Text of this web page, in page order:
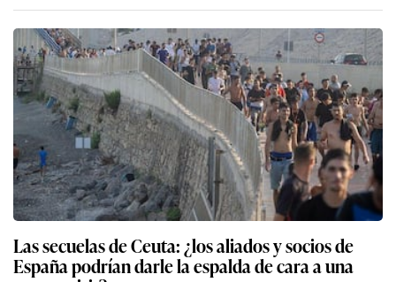
Las secuelas de Ceuta: ¿los aliados y socios de
España podrían darle la espalda de cara a una